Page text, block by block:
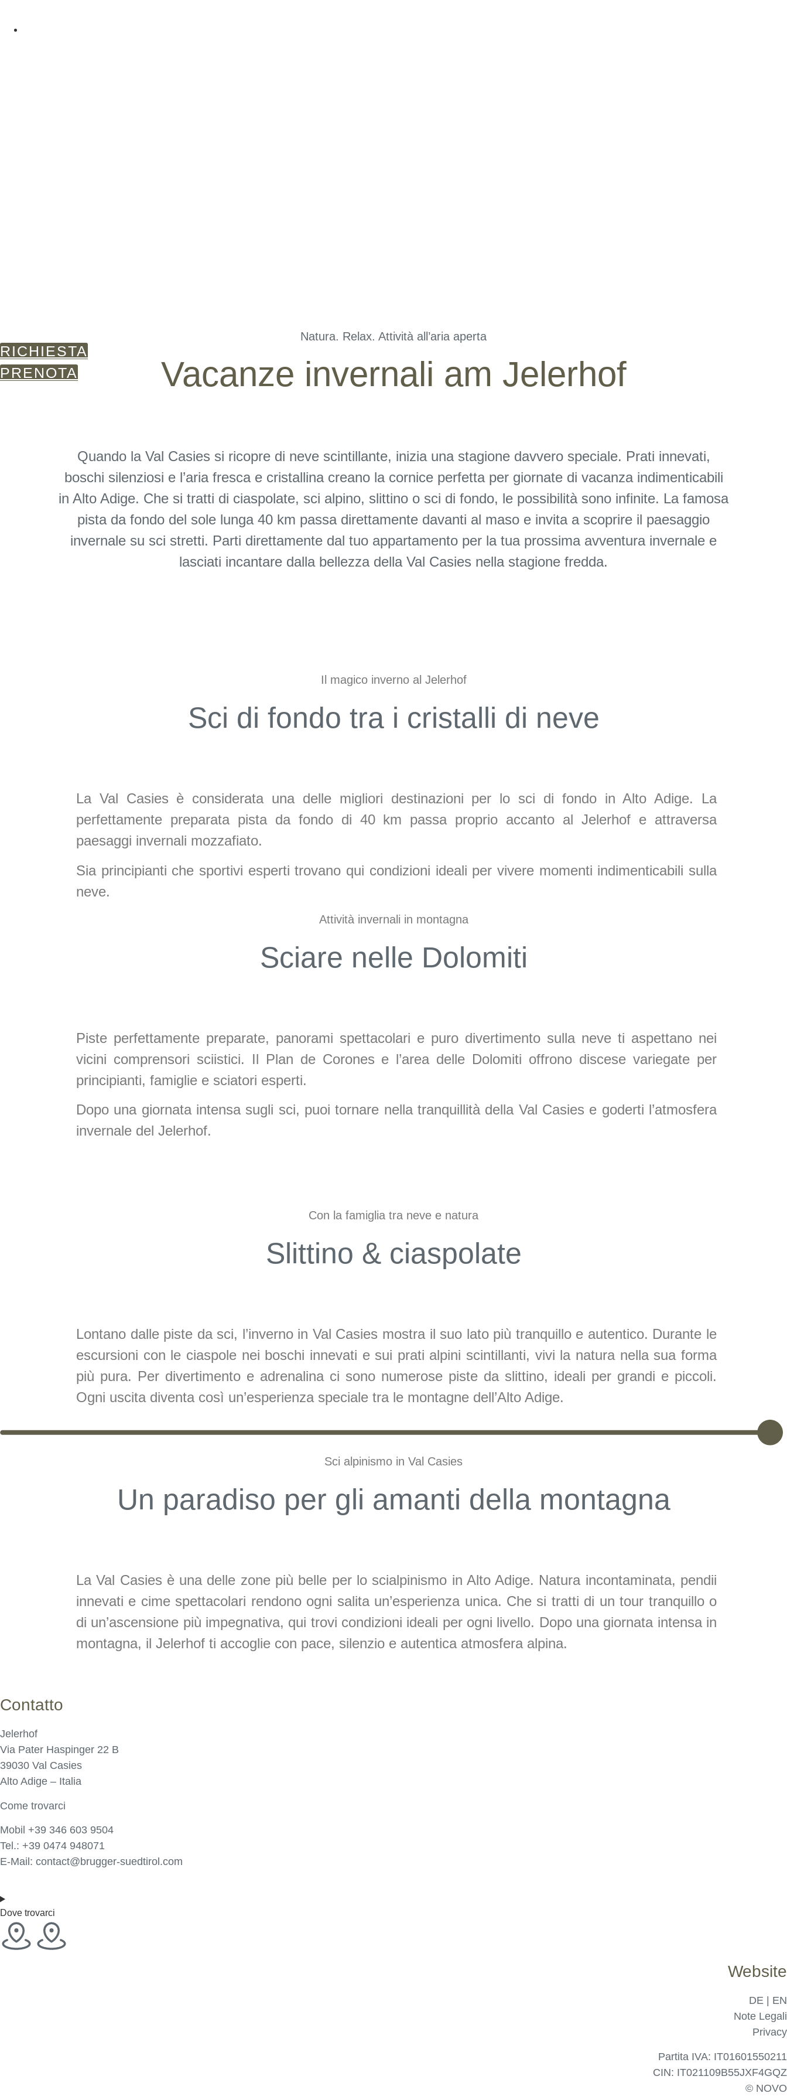
contenuto
RICHIESTA
PRENOTA
Natura. Relax. Attività all’aria aperta
Vacanze invernali am Jelerhof
Quando la Val Casies si ricopre di neve scintillante, inizia una stagione davvero speciale. Prati innevati,
boschi silenziosi e l’aria fresca e cristallina creano la cornice perfetta per giornate di vacanza indimenticabili
in Alto Adige. Che si tratti di ciaspolate, sci alpino, slittino o sci di fondo, le possibilità sono infinite. La famosa
pista da fondo del sole lunga 40 km passa direttamente davanti al maso e invita a scoprire il paesaggio
invernale su sci stretti. Parti direttamente dal tuo appartamento per la tua prossima avventura invernale e
lasciati incantare dalla bellezza della Val Casies nella stagione fredda.
Il magico inverno al Jelerhof
Sci di fondo tra i cristalli di neve
La Val Casies è considerata una delle migliori destinazioni per lo sci di fondo in Alto Adige. La
perfettamente preparata pista da fondo di 40 km passa proprio accanto al Jelerhof e attraversa
paesaggi invernali mozzafiato.
Sia principianti che sportivi esperti trovano qui condizioni ideali per vivere momenti indimenticabili sulla
neve.
Attività invernali in montagna
Sciare nelle Dolomiti
Piste perfettamente preparate, panorami spettacolari e puro divertimento sulla neve ti aspettano nei
vicini comprensori sciistici. Il Plan de Corones e l’area delle Dolomiti offrono discese variegate per
principianti, famiglie e sciatori esperti.
Dopo una giornata intensa sugli sci, puoi tornare nella tranquillità della Val Casies e goderti l’atmosfera
invernale del Jelerhof.
Con la famiglia tra neve e natura
Slittino & ciaspolate
Lontano dalle piste da sci, l’inverno in Val Casies mostra il suo lato più tranquillo e autentico. Durante le
escursioni con le ciaspole nei boschi innevati e sui prati alpini scintillanti, vivi la natura nella sua forma
più pura. Per divertimento e adrenalina ci sono numerose piste da slittino, ideali per grandi e piccoli.
Ogni uscita diventa così un’esperienza speciale tra le montagne dell’Alto Adige.
Sci alpinismo in Val Casies
Un paradiso per gli amanti della montagna
La Val Casies è una delle zone più belle per lo scialpinismo in Alto Adige. Natura incontaminata, pendii
innevati e cime spettacolari rendono ogni salita un’esperienza unica. Che si tratti di un tour tranquillo o
di un’ascensione più impegnativa, qui trovi condizioni ideali per ogni livello. Dopo una giornata intensa in
montagna, il Jelerhof ti accoglie con pace, silenzio e autentica atmosfera alpina.
Contatto
Jelerhof
Via Pater Haspinger 22 B
39030 Val Casies
Alto Adige – Italia
Come trovarci
Mobil +39 346 603 9504
Tel.: +39 0474 948071
E-Mail: contact@brugger-suedtirol.com
Dove trovarci
Website
DE
EN
Note Legali
Privacy
Partita IVA: IT01601550211
CIN: IT021109B55JXF4GQZ
© NOVO